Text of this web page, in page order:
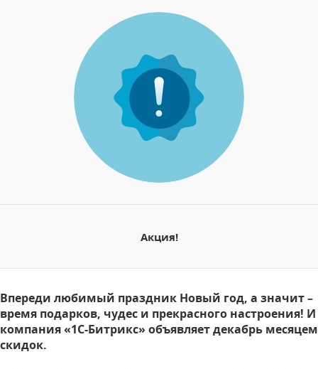
Акция!
Впереди любимый праздник Новый год, а значит –
время подарков, чудес и прекрасного настроения! И
компания «1С-Битрикс» объявляет декабрь месяцем
скидок.